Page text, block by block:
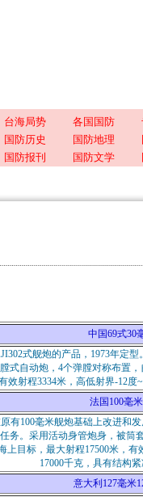
台海局势 各国国防
国防历史 国防地理
国防报刊 国防文学
中国69式30
式舰炮的产品，1973年定
式自动炮，4个弹膛对称布置
效射程3334米，高低射界-12
法国100毫
有100毫米舰炮基础上改进和
务。采用活动身管炮身，被筒
上目标，最大射程17500米，
17000千克，具有结构
意大利127毫米